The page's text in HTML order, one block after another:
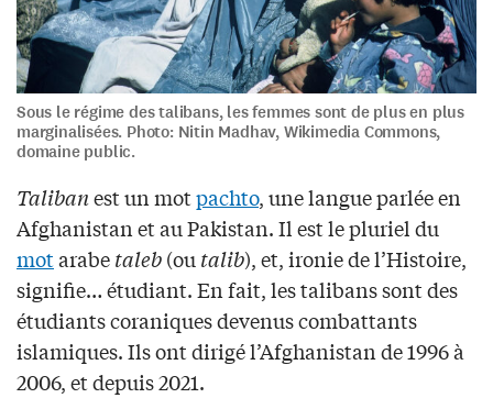
Sous le régime des talibans, les femmes sont de plus en plus
marginalisées. Photo: Nitin Madhav, Wikimedia Commons,
domaine public.
Talibanest un motpachto, une langue parlée en
Afghanistan et au Pakistan. Il est le pluriel du
motarabetaleb(outalib), et, ironie de l’Histoire,
signifie… étudiant. En fait, les talibans sont des
étudiants coraniques devenus combattants
islamiques. Ils ont dirigé l’Afghanistan de 1996 à
2006, et depuis 2021.